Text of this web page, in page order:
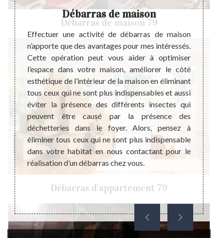
Débarras de maison 79
Débarras d'appartement 79
de
le
frais
de
au
Débarras de maison
Effectuer une activité de débarras de maison
n’apporte que des avantages pour mes intéressés.
Cette opération peut vous aider à optimiser
l’espace dans votre maison, améliorer le côté
esthétique de l’intérieur de la maison en éliminant
tous ceux qui ne sont plus indispensables et aussi
éviter la présence des différents insectes qui
peuvent être causé par la présence des
déchetteries dans le foyer. Alors, pensez à
éliminer tous ceux qui ne sont plus indispensable
dans votre habitat en nous contactant pour le
réalisation d’un débarras chez vous.
et
une
ville